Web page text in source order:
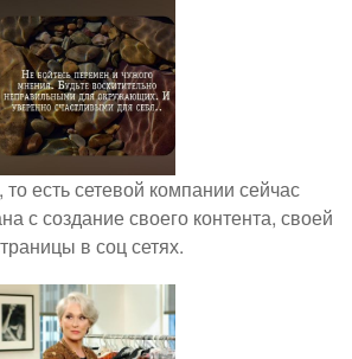
есть сетевой компании сейчас
с создание своего контента, своей
в соц сетях.